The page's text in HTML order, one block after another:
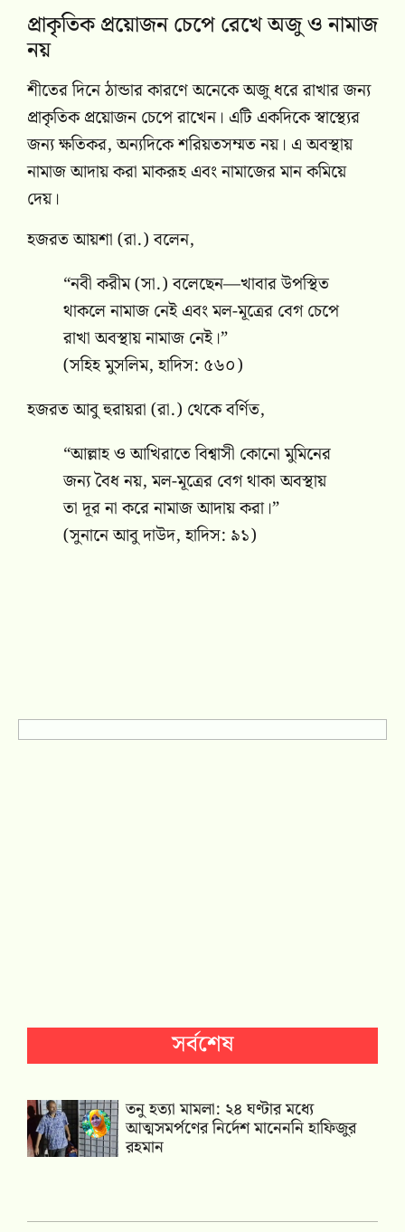
প্রাকৃতিক প্রয়োজন চেপে রেখে অজু ও নামাজ
নয়
শীতের দিনে ঠান্ডার কারণে অনেকে অজু ধরে রাখার জন্য
প্রাকৃতিক প্রয়োজন চেপে রাখেন। এটি একদিকে স্বাস্থ্যের
জন্য ক্ষতিকর, অন্যদিকে শরিয়তসম্মত নয়। এ অবস্থায়
নামাজ আদায় করা মাকরূহ এবং নামাজের মান কমিয়ে
দেয়।
হজরত আয়শা (রা.) বলেন,
“নবী করীম (সা.) বলেছেন—খাবার উপস্থিত
থাকলে নামাজ নেই এবং মল-মূত্রের বেগ চেপে
রাখা অবস্থায় নামাজ নেই।”
(সহিহ মুসলিম, হাদিস: ৫৬০)
হজরত আবু হুরায়রা (রা.) থেকে বর্ণিত,
“আল্লাহ ও আখিরাতে বিশ্বাসী কোনো মুমিনের
জন্য বৈধ নয়, মল-মূত্রের বেগ থাকা অবস্থায়
তা দূর না করে নামাজ আদায় করা।”
(সুনানে আবু দাউদ, হাদিস: ৯১)
সর্বশেষ
তনু হত্যা মামলা: ২৪ ঘণ্টার মধ্যে
আত্মসমর্পণের নির্দেশ মানেননি হাফিজুর
রহমান